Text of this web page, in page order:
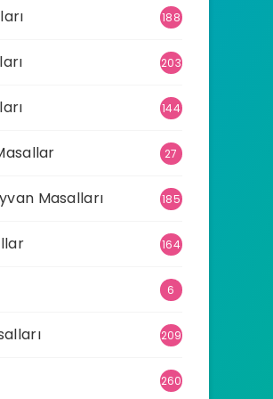
188
203
144
27
Masalları 185
164
6
209
260